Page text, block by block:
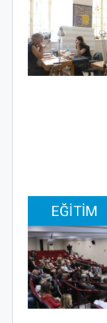
EĞITIM